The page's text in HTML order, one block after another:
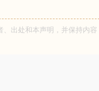
出处和本声明，并保持内容